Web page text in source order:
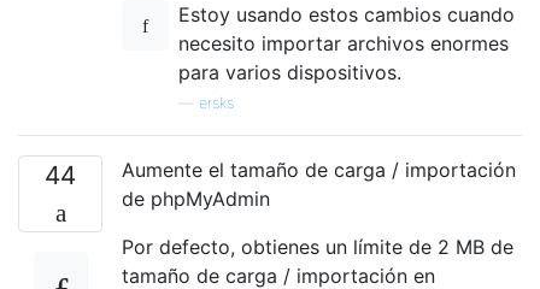
Estoy usando estos cambios cuando
necesito importar archivos enormes
para varios dispositivos.
ersks
44
Aumente el tamaño de carga / importación
de phpMyAdmin
Por defecto, obtienes un límite de 2 MB de
tamaño de carga / importación en